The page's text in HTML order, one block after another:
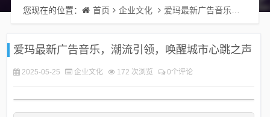
您现在的位置： 首页 企业文化 爱玛最新广告音乐，潮流引领，唤醒城市心跳之声
爱玛最新广告音乐，潮流引领，唤醒城市心跳之声
2025-05-25 企业文化 172 次浏览 0个评论